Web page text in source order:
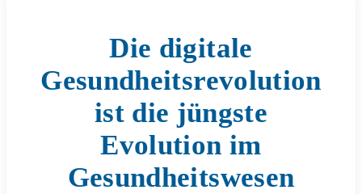
Die digitale
Gesundheitsrevolution
ist die jüngste
Evolution im
Gesundheitswesen